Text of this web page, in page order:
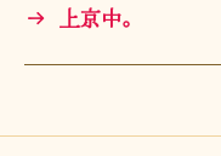
→ 上京中。